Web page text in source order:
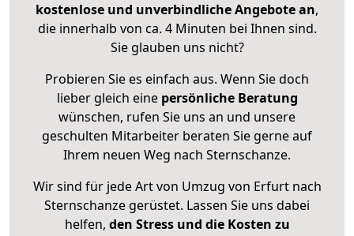
kostenlose und unverbindliche Angebote an,
die innerhalb von ca. 4 Minuten bei Ihnen sind.
Sie glauben uns nicht?
Probieren Sie es einfach aus. Wenn Sie doch
lieber gleich eine persönliche Beratung
wünschen, rufen Sie uns an und unsere
geschulten Mitarbeiter beraten Sie gerne auf
Ihrem neuen Weg nach Sternschanze.
Wir sind für jede Art von Umzug von Erfurt nach
Sternschanze gerüstet. Lassen Sie uns dabei
helfen, den Stress und die Kosten zu